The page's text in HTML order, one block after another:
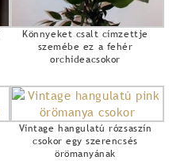
Könnyeket csalt címzettje
szemébe ez a fehér
orchideacsokor
Vintage hangulatú rózsaszín
csokor egy szerencsés
örömanyának